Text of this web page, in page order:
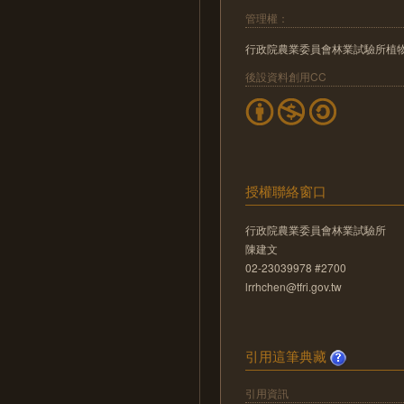
管理權：
行政院農業委員會林業試驗所植
後設資料創用CC
授權聯絡窗口
行政院農業委員會林業試驗所
陳建文
02-23039978 #2700
lrrhchen@tfri.gov.tw
引用這筆典藏
引用資訊